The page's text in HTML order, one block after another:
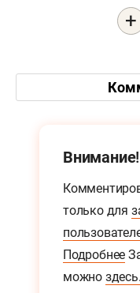
+
Внимание!
только для
Подробнее
можно здесь.